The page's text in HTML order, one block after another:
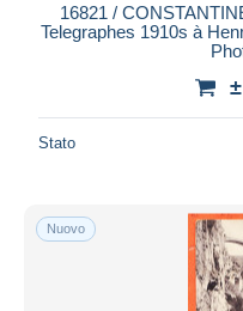
16821 /
Telegraphes 1910s à
Stato
Nuovo